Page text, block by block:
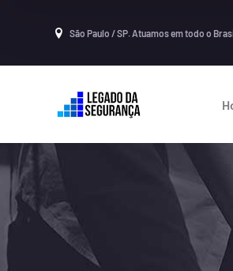
São Paulo / SP. Atuamos em todo o